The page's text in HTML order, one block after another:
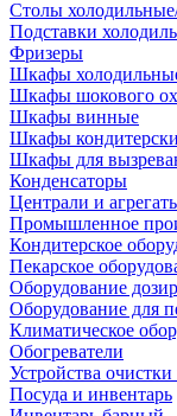
Столы
Подставки
Фризеры
Шкафы
Шкафы шокового
Шкафы винные
Шкафы
Шкафы для
Конденсаторы
Централи и
Промышленное
Кондитерское
Пекарское
Оборудование
Оборудование для
Климатическое
Обогреватели
Устройства очистки
Посуда и инвентарь